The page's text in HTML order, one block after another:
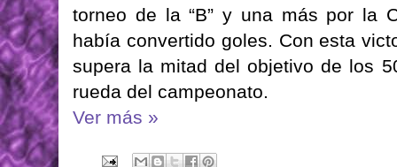
torneo de la “B” y una más por la
había convertido goles. Con esta
supera la mitad del objetivo de los
rueda del campeonato.
Ver más »